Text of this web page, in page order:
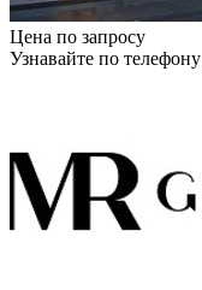
Цена по запросу
Узнавайте по телефону